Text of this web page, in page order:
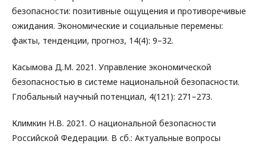
безопасности: позитивные ощущения и противоречивые
ожидания. Экономические и социальные перемены:
факты, тенденции, прогноз, 14(4): 9–32.
Касымова Д.М. 2021. Управление экономической
безопасностью в системе национальной безопасности.
Глобальный научный потенциал, 4(121): 271–273.
Климкин Н.В. 2021. О национальной безопасности
Российской Федерации. В сб.: Актуальные вопросы